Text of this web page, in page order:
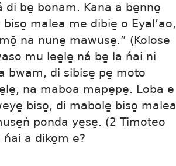
di be̱ bonam. Kana a be̱nno̱
malea me dibie̱ o Eyal’ao,
na nune̱ mawuse̱.” (Kolose
mu lee̱le̱ ná be̱ la ńai ni
bwam, di sibise̱ pe̱ moto
na maboa mape̱pe̱. Loba e
biso̱, di mabole̱ biso̱ malea
ponda ye̱se̱. (2 Timoteo
a diko̱m e?